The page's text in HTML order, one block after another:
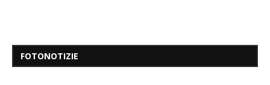
FOTONOTIZIE